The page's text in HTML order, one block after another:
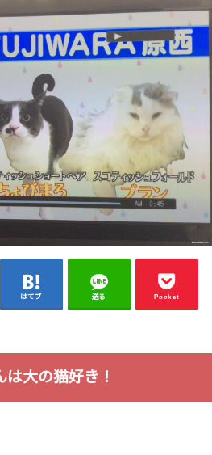
はてブ 送る Pocket
大の猫好き！